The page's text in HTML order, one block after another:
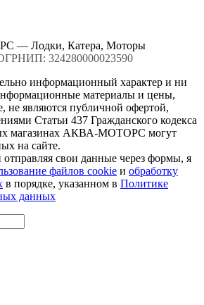
— Лодки, Катера, Моторы
324280000023590
информационный характер и ни
материалы и цены,
не являются публичной офертой,
Статьи 437 Гражданского кодекса
магазинах АКВА-МОТОРС могут
на сайте.
отправляя свои данные через формы, я
файлов cookie и обработку
в порядке, указанном в Политике
данных